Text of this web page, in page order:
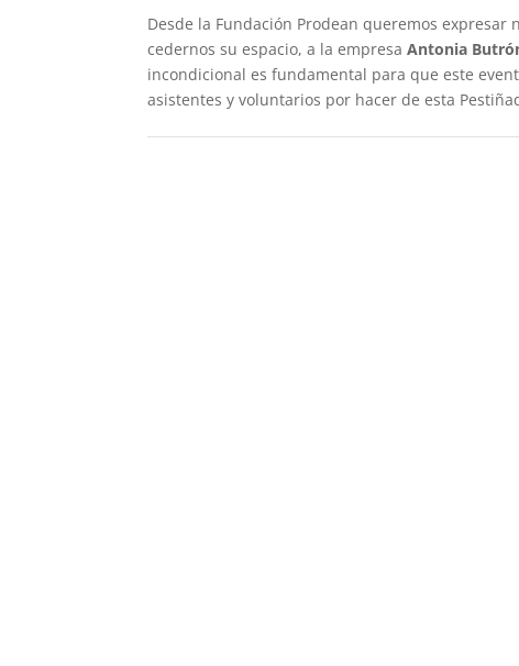
Desde la Fundación Prodean queremos
cedernos su espacio, a la empresaAntonia
incondicional es fundamental para que este
asistentes y voluntarios por hacer de esta